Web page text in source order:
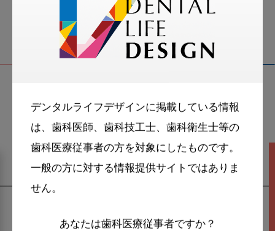
デンタルライフデザインに掲載している情報
は、歯科医師、歯科技工士、歯科衛生士等の
歯科医療従事者の方を対象にしたものです。
一般の方に対する情報提供サイトではありま
せん。
あなたは歯科医療従事者ですか？
関連記事